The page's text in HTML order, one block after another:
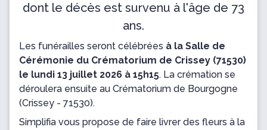
dont le décès est survenu à l'âge de 73
ans.
Les funérailles seront célébrées à la Salle de
Cérémonie du Crématorium de Crissey (71530)
le lundi 13 juillet 2026 à 15h15. La crémation se
déroulera ensuite au Crématorium de Bourgogne
(Crissey - 71530).
Simplifia vous propose de faire livrer des fleurs à la